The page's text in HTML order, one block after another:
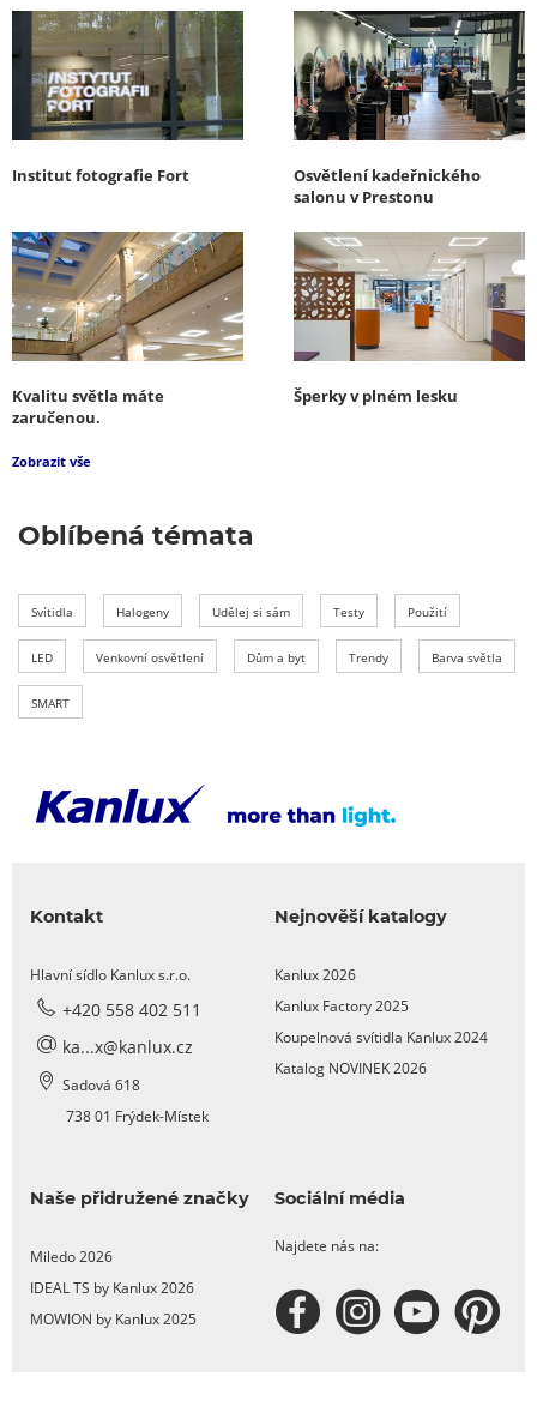
Oblíbená témata
Svítidla Halogeny Udělej si sám Testy Použití
LED Venkovní osvětlení Dům a byt Trendy Barva světla
SMART
Institut fotografie Fort
Osvětlení kadeřnického
salonu v Prestonu
Kvalitu světla máte
zaručenou.
Šperky v plném lesku
Zobrazit vše
Kontakt
Hlavní sídlo Kanlux s.r.o.
+420 558 402 511
ka...x@kanlux.cz
Sadová 618
738 01 Frýdek-Místek
Nejnověší katalogy
Kanlux 2026
Kanlux Factory 2025
Koupelnová svítidla Kanlux 2024
Katalog NOVINEK 2026
Naše přidružené značky
Miledo 2026
IDEAL TS by Kanlux 2026
MOWION by Kanlux 2025
Sociální média
Najdete nás na: